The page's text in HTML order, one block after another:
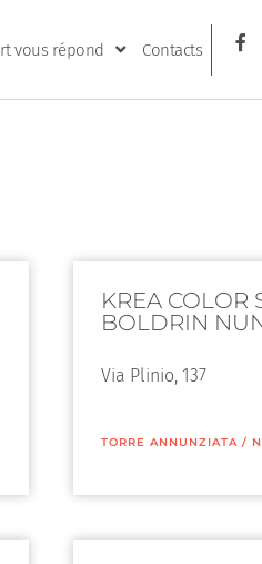
vous répond Contacts
KREA COLOR
BOLDRIN
Via Plinio, 137
TORRE ANNUNZIATA /